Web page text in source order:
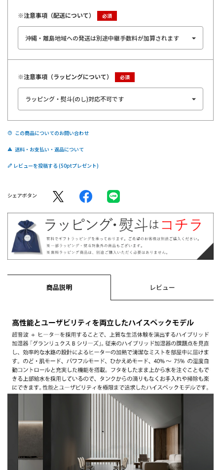
※注意事項（配送について）
※注意事項（ラッピングについて）
この商品についてのお問い合わせ
送料・お支払い・返品について
レビューを投稿する
シェアボタン
商品説明 レビュー